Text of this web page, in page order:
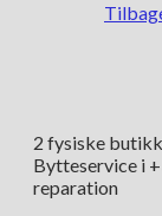
2 fysiske
Bytteservice i
reparation